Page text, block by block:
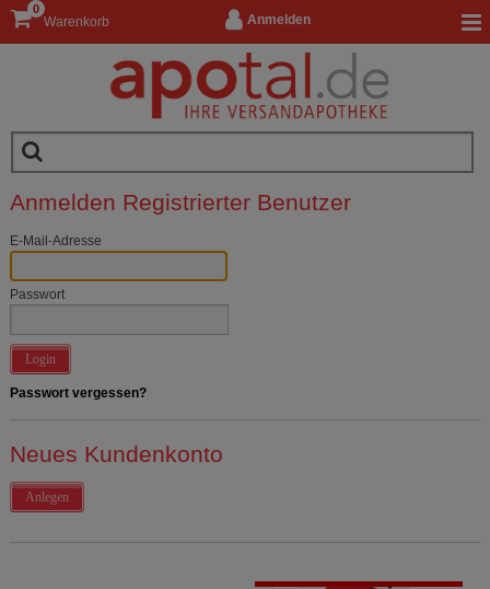
Anmelden
Warenkorb
0
Anmelden Registrierter Benutzer
E-Mail-Adresse
Passwort
Login
Passwort vergessen?
Neues Kundenkonto
Anlegen